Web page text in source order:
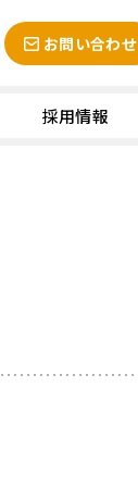
お問い合わせ
採用情報